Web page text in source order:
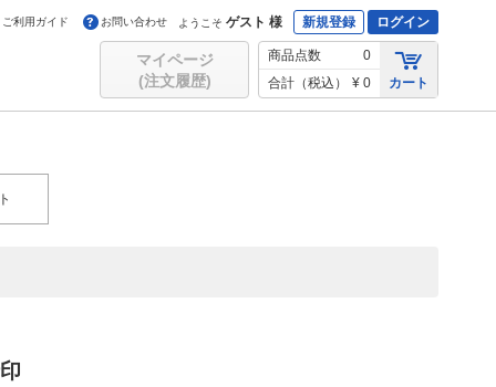
ご利用ガイド お問い合わせ ようこそ ゲスト 様 新規登録 ログイン
マイページ
(注文履歴)
商品点数
0
合計（税込）
¥ 0 カート